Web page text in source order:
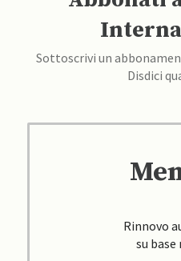
Sottoscrivi un
Disdici
Rinnovo
su